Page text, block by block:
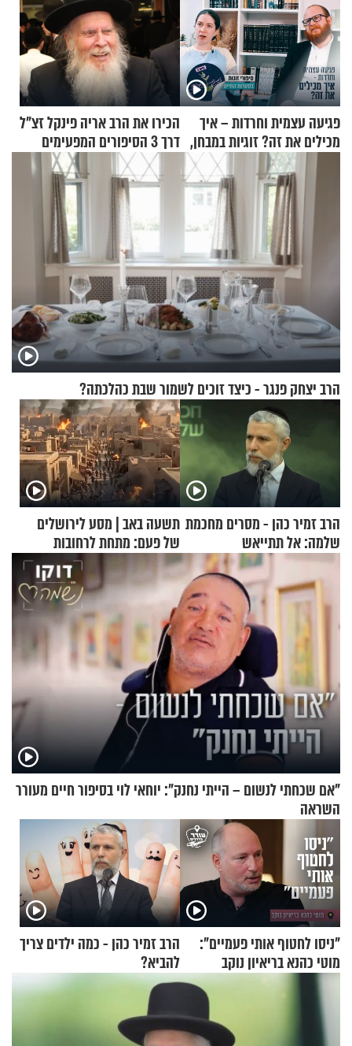
פגיעה עצמית וחרדות – איך
מכילים את זה? זוגיות במבחן,
הפעם עם יהודית ואלתר כהן
הכירו את הרב אריה פינקל זצ"ל
דרך 3 הסיפורים המפעימים
האלה
הרב יצחק פנגר - כיצד זוכים לשמור שבת כהלכתה?
הרב זמיר כהן - מסרים מחכמת
שלמה: אל תתייאש
תשעה באב | מסע לירושלים
של פעם: מתחת לרחובות
ירושלים
"אם שכחתי לנשום – הייתי נחנק": יוחאי לוי בסיפור חיים מעורר
השראה
"ניסו לחטוף אותי פעמיים":
מוטי כהנא בריאיון נוקב
הרב זמיר כהן - כמה ילדים צריך
להביא?